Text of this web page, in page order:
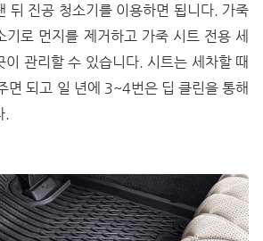
뒤 진공 청소기를 이용하면 됩니다. 가죽
기로 먼지를 제거하고 가죽 시트 전용 세
이 관리할 수 있습니다. 시트는 세차할 때
면 되고 일 년에 3~4번은 딥 클린을 통해
.